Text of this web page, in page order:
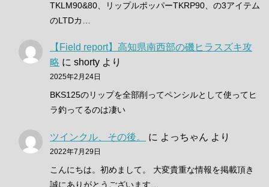
TKLM90&80、リップルポッパーTKRP90、の3アイテム
のLTDカ…
【Field report】高知県南西部の磯ヒラスズキ攻
略 に shorty より
2025年2月24日
BKS125のリップを全部削ってペンシルとして使ってヒ
ラ釣ってるのは凄い
ツインクル、その後。 に よっちゃん より
2022年7月29日
こんにちは。初めまして。 大変貴重な情報を掲載頂き
誠にありがとうございます…